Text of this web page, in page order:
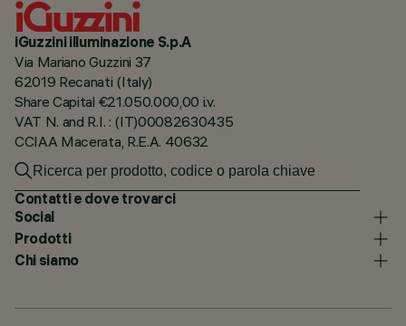
iGuzzini illuminazione S.p.A
Via Mariano Guzzini 37
62019 Recanati (Italy)
Share Capital €21.050.000,00 i.v.
VAT N. and R.I. : (IT)00082630435
CCIAA Macerata, R.E.A. 40632
Contatti e dove trovarci
Social
Prodotti
Chi siamo